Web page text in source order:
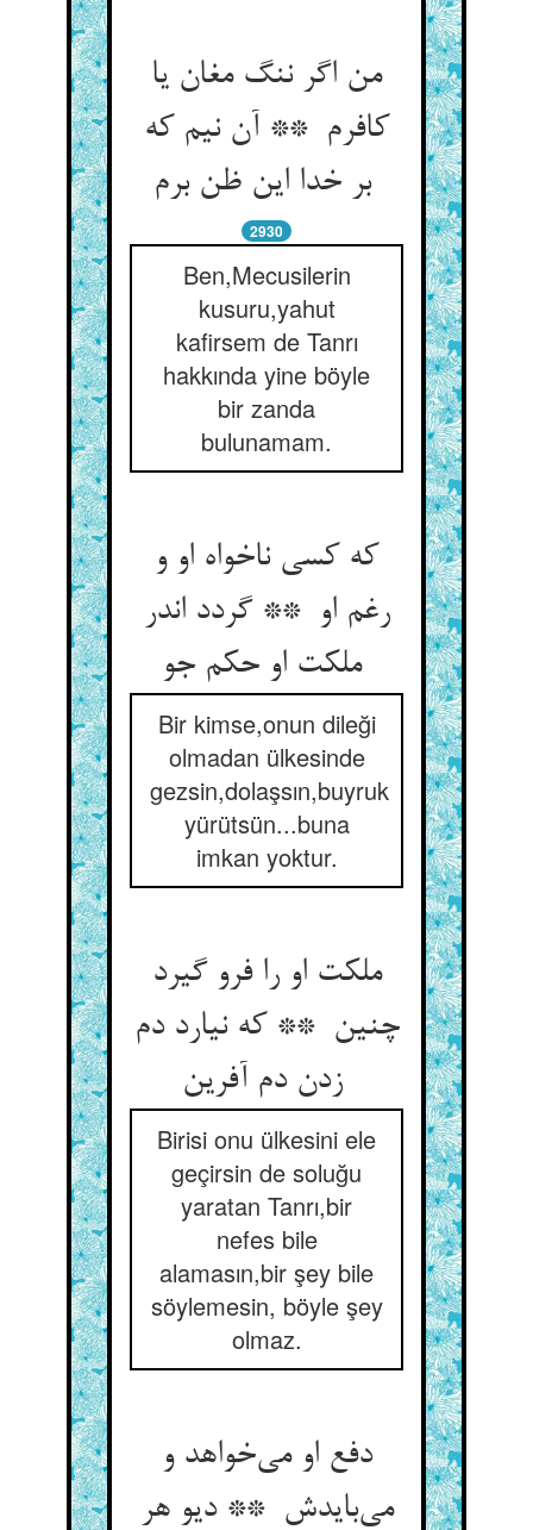
من اگر ننگ مغان یا
کافرم ** آن نیم که
بر خدا این ظن برم
2930
Ben,Mecusilerin
kusuru,yahut
kafirsem de Tanrı
hakkında yine böyle
bir zanda
bulunamam.
که کسی ناخواه او و
رغم او ** گردد اندر
ملکت او حکم جو
Bir kimse,onun dileği
olmadan ülkesinde
gezsin,dolaşsın,buyruk
yürütsün...buna
imkan yoktur.
ملکت او را فرو گیرد
چنین ** که نیارد دم
زدن دم آفرین
Birisi onu ülkesini ele
geçirsin de soluğu
yaratan Tanrı,bir
nefes bile
alamasın,bir şey bile
söylemesin, böyle şey
olmaz.
دفع او می‌خواهد و
می‌بایدش ** دیو هر